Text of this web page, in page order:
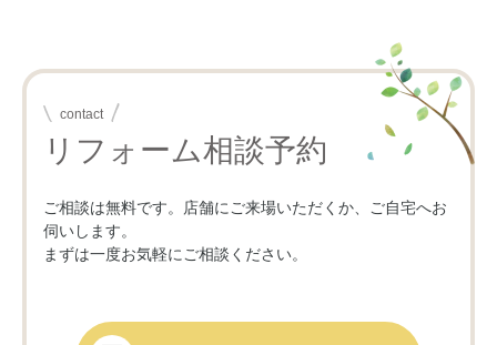
contact
リフォーム相談予約
ご相談は無料です。店舗にご来場いただくか、ご自宅へお
伺いします。
まずは一度お気軽にご相談ください。